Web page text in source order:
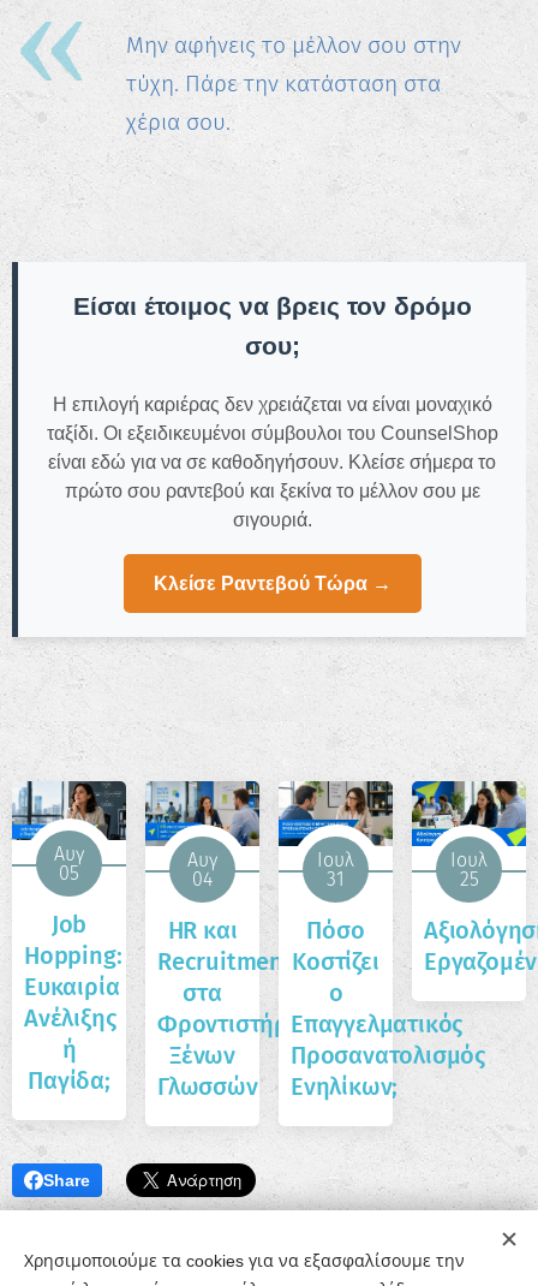
Μην αφήνεις το μέλλον σου στην
τύχη. Πάρε την κατάσταση στα
χέρια σου.
Είσαι έτοιμος να βρεις τον δρόμο
σου;
Η επιλογή καριέρας δεν χρειάζεται να είναι μοναχικό
ταξίδι. Οι εξειδικευμένοι σύμβουλοι του CounselShop
είναι εδώ για να σε καθοδηγήσουν. Κλείσε σήμερα το
πρώτο σου ραντεβού και ξεκίνα το μέλλον σου με
σιγουριά.
Κλείσε Ραντεβού Τώρα →
Αυγ
05
Job
Hopping:
Ευκαιρία
Ανέλιξης
ή
Παγίδα;
Αυγ
04
HR και
Recruitment
στα
Φροντιστήρια
Ξένων
Γλωσσών
Ιουλ
31
Πόσο
Κοστίζει
ο
Επαγγελματικός
Προσανατολισμός
Ενηλίκων;
Ιουλ
25
Share
Χρησιμοποιούμε τα cookies για να εξασφαλίσουμε την